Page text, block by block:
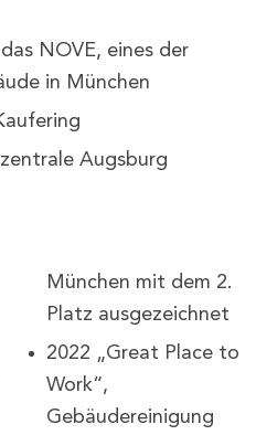
NOVE, eines der
in München
Augsburg
München mit dem 2.
Platz ausgezeichnet
2022 „Great Place to
Work“,
Gebäudereinigung